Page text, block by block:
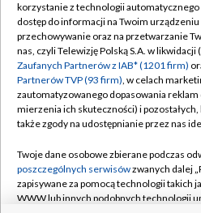
TVP
Abonament TVP
Emisja w TVP
Centrum informacji TVP
Naziemna Telewizja Cyfrowa
Rada Programowa
System NOS
Polityka
Moje
Pomoc
korzystanie z technologii automatycznego
dostęp do informacji na Twoim
przechowywanie oraz na przetwarzanie
nas, czyli Telewizję Polską S.A. w likwidacji
Zaufanych Partnerów z IAB* (1201 firm)
Partnerów TVP (93 firm), w celach
zautomatyzowanego dopasowania
mierzenia ich skuteczności) i
także zgody na udostępnianie przez nas
Twoje dane osobowe zbierane podczas
poszczególnych serwisówzwanych dalej
zapisywane za pomocą technologii takich
WWW lub innych podobnych technologii